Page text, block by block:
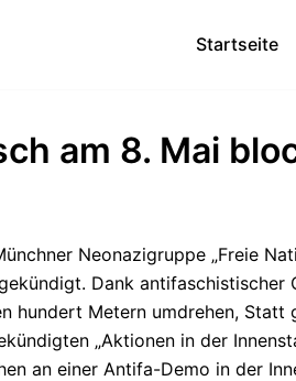
Startseite
am 8. Mai
Neonazigruppe „Freie
Dank
hundert Metern umdrehen,
„Aktionen in der
an einer Antifa-Demo in der